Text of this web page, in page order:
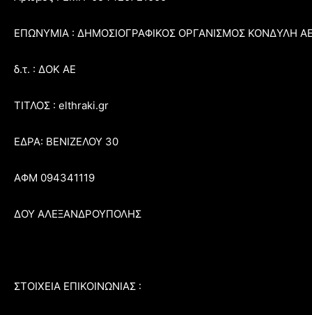
ΕΠΩΝΥΜΙΑ : ΔΗΜΟΣΙΟΓΡΑΦΙΚΟΣ ΟΡΓΑΝΙΣΜΟΣ ΚΟΝΔΥΛΗ
δ.τ. : ΔΟΚ ΑΕ
ΤΙΤΛΟΣ : elthraki.gr
ΕΔΡΑ: ΒΕΝΙΖΕΛΟΥ 30
ΑΦΜ 094341119
ΔΟΥ ΑΛΕΞΑΝΔΡΟΥΠΟΛΗΣ
ΣΤΟΙΧΕΙΑ ΕΠΙΚΟΙΝΩΝΙΑΣ :